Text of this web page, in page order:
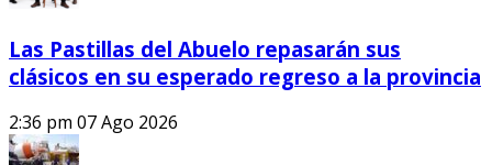
Las Pastillas del Abuelo repasarán sus
clásicos en su esperado regreso a la provincia
2:36 pm 07 Ago 2026